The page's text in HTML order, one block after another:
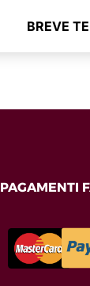
BREVE
PAGAMENTI